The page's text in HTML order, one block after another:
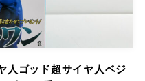
人ゴッド超サイヤ人ベジ